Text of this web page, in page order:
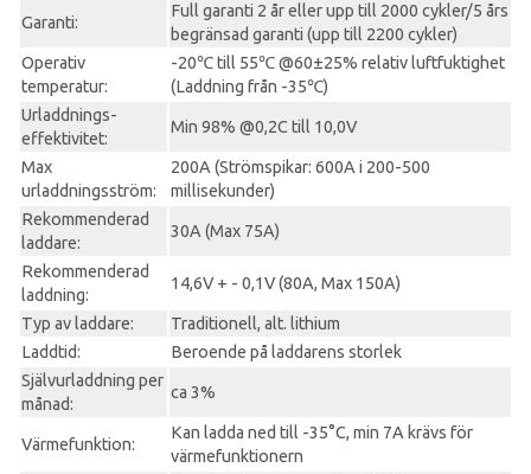
Garanti:
Full garanti 2 år eller upp till 2000 cykler/5 års
begränsad garanti (upp till 2200 cykler)
Operativ
temperatur:
-20℃ till 55℃ @60±25% relativ luftfuktighet
(Laddning från -35℃)
Urladdnings-
effektivitet:
Min 98% @0,2C till 10,0V
Max
urladdningsström:
200A (Strömspikar: 600A i 200-500
millisekunder)
Rekommenderad
laddare:
30A (Max 75A)
Rekommenderad
laddning:
14,6V + - 0,1V (80A, Max 150A)
Typ av laddare:
Traditionell, alt. lithium
Laddtid:
Beroende på laddarens storlek
Självurladdning per
månad:
ca 3%
Värmefunktion:
Kan ladda ned till -35°C, min 7A krävs för
värmefunktionern